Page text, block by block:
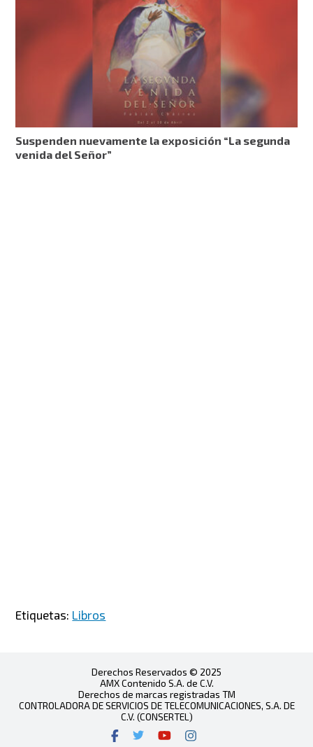
Suspenden nuevamente la exposición “La segunda
venida del Señor”
Etiquetas: Libros
Derechos Reservados © 2025
AMX Contenido S.A. de C.V.
Derechos de marcas registradas TM
CONTROLADORA DE SERVICIOS DE TELECOMUNICACIONES, S.A. DE
C.V. (CONSERTEL)